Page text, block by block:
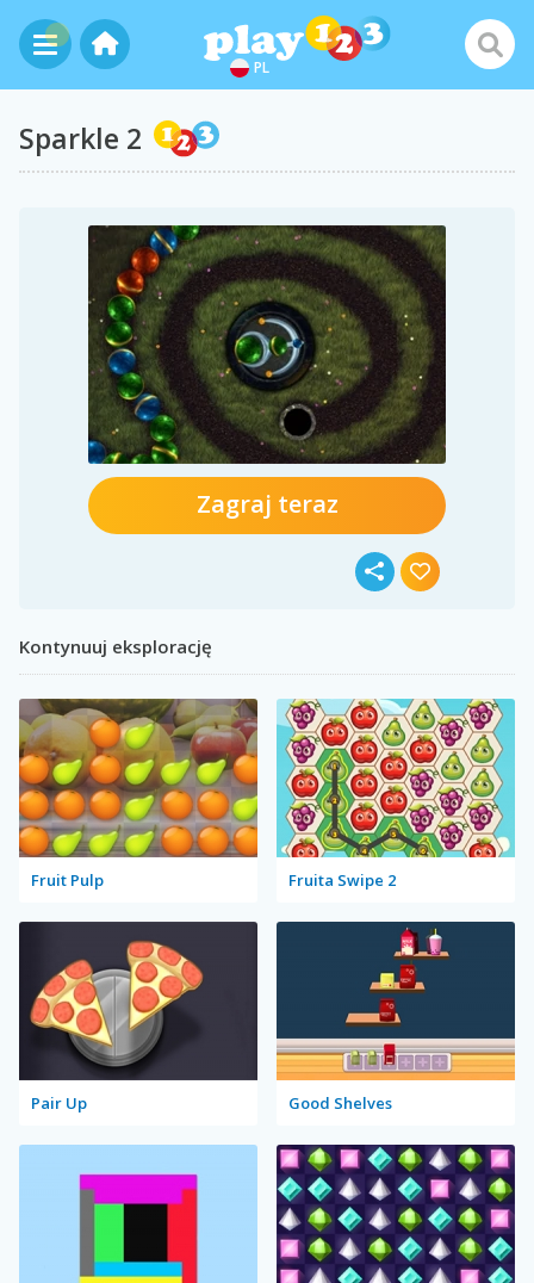
PL
Sparkle 2
Zagraj teraz
Kontynuuj eksplorację
Fruit Pulp Fruita Swipe 2
Pair Up Good Shelves